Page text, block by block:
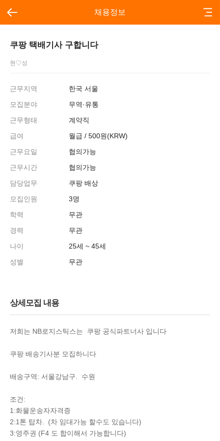
채용정보
쿠팡 택배기사 구합니다
현♡성
근무지역
한국 서울
모집분야
무역·유통
근무형태
계약직
급여
월급 / 500원(KRW)
근무요일
협의가능
근무시간
협의가능
담당업무
쿠팡 배상
모집인원
3명
학력
무관
경력
무관
나이
25세 ~ 45세
성별
무관
상세모집 내용
저희는 NB로지스틱스는 쿠팡 공식파트너사 입니다
쿠팡 배송기사분 모집하니다
배송구역: 서울강남구. 수원
조건:
1:화물운송자자격증
2:1톤 탑차. (차 임대가능 할수도 있습니다)
3:영주권 (F4 도 합이해서 가능합니다)